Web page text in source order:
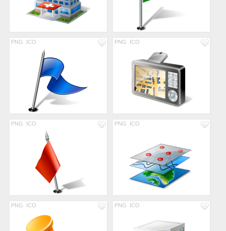
PNG ICO PNG ICO
PNG ICO PNG ICO
PNG ICO PNG ICO